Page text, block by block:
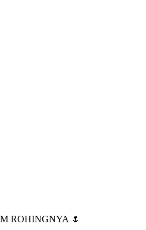
ROHINGNYA 🌷